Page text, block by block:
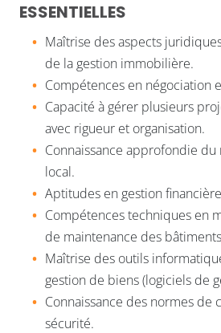
ESSENTIELLES
Maîtrise des aspects
de la gestion immobilière.
Compétences en négociation
Capacité à gérer plusieurs
avec rigueur et organisation.
Connaissance approfondie
local.
Aptitudes en gestion
Compétences techniques en
de maintenance des
Maîtrise des outils
gestion de biens (logiciels de
Connaissance des normes de
sécurité.